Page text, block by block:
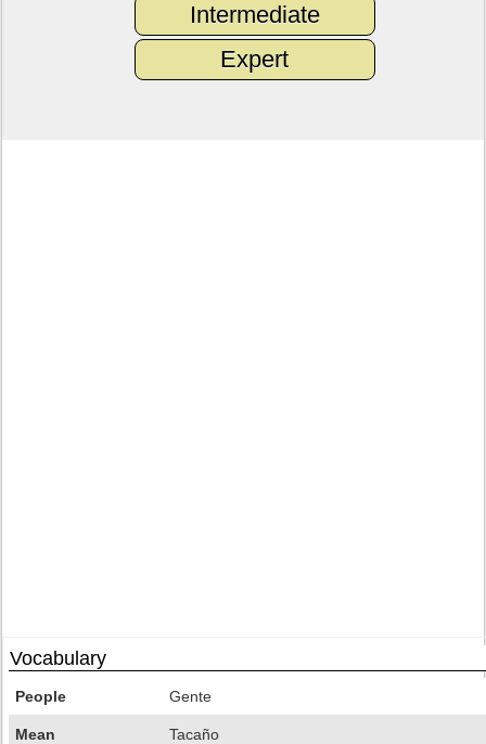
Intermediate
Expert
Vocabulary
People Gente
Mean Tacaño